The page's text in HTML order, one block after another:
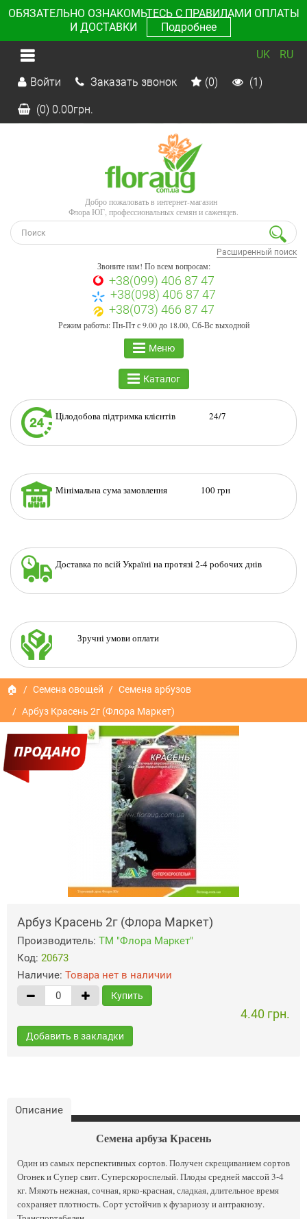
ОБЯЗАТЕЛЬНО ОЗНАКОМЬТЕСЬ С ПРАВИЛАМИ ОПЛАТЫ
И ДОСТАВКИ
Подробнее
UK RU
Войти Заказать звонок (0) (1)
(0) 0.00грн.
Добро пожаловать в интернет-магазин
Флора ЮГ, профессиональных семян и саженцев.
Расширенный поиск
Звоните нам! По всем вопросам:
+38(099) 406 87 47
+38(098) 406 87 47
+38(073) 466 87 47
Режим работы: Пн-Пт с 9.00 до 18.00, Сб-Вс выходной
Меню
Каталог
Цілодобова підтримка клієнтів 24/7
Мінімальна сума замовлення 100 грн
Доставка по всій Україні на протязі 2-4 робочих днів
Зручні умови оплати
🏠 Семена овощей
Семена арбузов
Арбуз Красень 2г (Флора Маркет)
Арбуз Красень 2г (Флора Маркет)
Производитель: ТМ "Флора Маркет"
Код: 20673
Наличие: Товара нет в наличии
Купить
4.40 грн.
Добавить в закладки
Описание
Семена арбуза Красень
Один из самых перспективных сортов. Получен скрещиванием сортов
Огонек и Супер свит. Суперскороспелый. Плоды средней массой 3-4
кг. Мякоть нежная, сочная, ярко-красная, сладкая, длительное время
сохраняет плотность. Сорт устойчив к фузариозу и антракнозу.